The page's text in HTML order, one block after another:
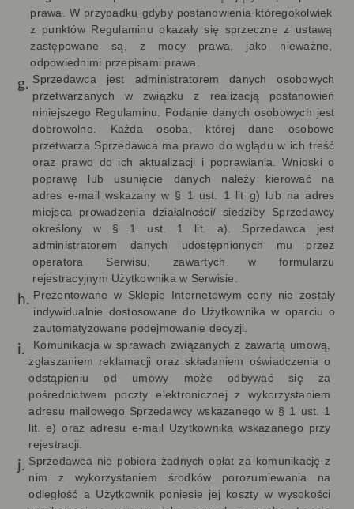
prawa. W przypadku gdyby postanowienia któregokolwiek
z punktów Regulaminu okazały się sprzeczne z ustawą
zastępowane są, z mocy prawa, jako nieważne,
odpowiednimi przepisami prawa.
Sprzedawca jest administratorem danych osobowych
przetwarzanych w związku z realizacją postanowień
niniejszego Regulaminu. Podanie danych osobowych jest
dobrowolne. Każda osoba, której dane osobowe
przetwarza Sprzedawca ma prawo do wglądu w ich treść
oraz prawo do ich aktualizacji i poprawiania. Wnioski o
poprawę lub usunięcie danych należy kierować na
adres e-mail wskazany w § 1 ust. 1 lit g) lub na adres
miejsca prowadzenia działalności/ siedziby Sprzedawcy
określony w § 1 ust. 1 lit. a). Sprzedawca jest
administratorem danych udostępnionych mu przez
operatora Serwisu, zawartych w formularzu
rejestracyjnym Użytkownika w Serwisie.
Prezentowane w Sklepie Internetowym ceny nie zostały
indywidualnie dostosowane do Użytkownikaw oparciu o
zautomatyzowane podejmowanie decyzji
Komunikacja w sprawach związanych z zawartą umową,
zgłaszaniem reklamacji oraz składaniem oświadczenia o
odstąpieniu od umowy może odbywać się za
pośrednictwem poczty elektronicznej z wykorzystaniem
adresu mailowego Sprzedawcy wskazanego w § 1 ust. 1
lit. e) oraz adresu e-mail Użytkownika wskazanego przy
rejestracji.
Sprzedawca nie pobiera żadnych opłat za komunikację z
nim z wykorzystaniem środków porozumiewania na
odległość a Użytkownik poniesie jej koszty w wysokości